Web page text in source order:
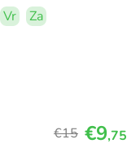
Vr
Za
€15 €9,75